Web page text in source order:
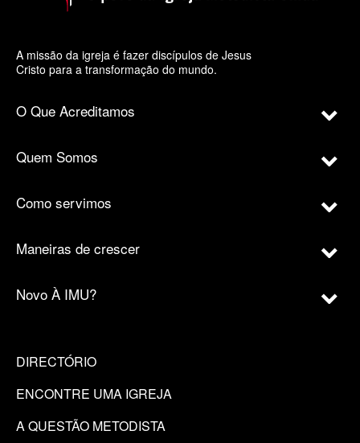
A missão da igreja é fazer discípulos de Jesus
Cristo para a transformação do mundo.
O Que Acreditamos
Quem Somos
Como servimos
Maneiras de crescer
Novo À IMU?
DIRECTÓRIO
ENCONTRE UMA IGREJA
A QUESTÃO METODISTA